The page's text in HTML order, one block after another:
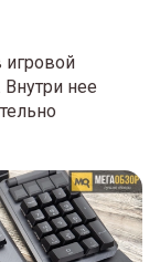
нее